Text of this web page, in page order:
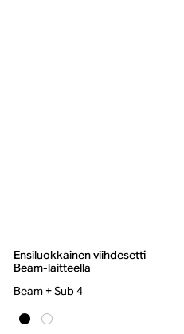
Ensiluokkainen viihdesetti
Beam-laitteella
Beam + Sub 4